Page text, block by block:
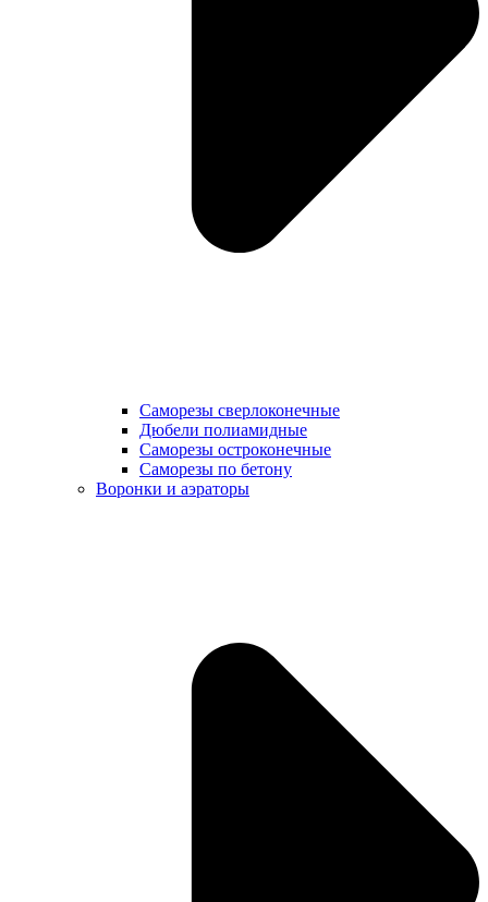
Саморезы сверлоконечные
Дюбели полиамидные
Саморезы остроконечные
Саморезы по бетону
Воронки и аэраторы